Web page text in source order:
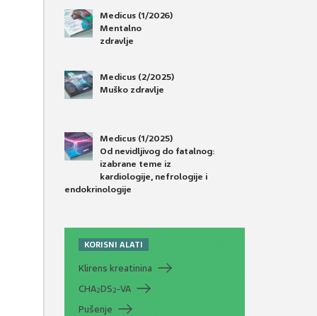
Medicus (1/2026)
Mentalno
zdravlje
Medicus (2/2025)
Muško zdravlje
Medicus (1/2025)
Od nevidljivog do fatalnog:
izabrane teme iz
kardiologije, nefrologije i
endokrinologije
KORISNI ALATI
Klirens kreatinina
CHA2DS2-VA
Pušenje